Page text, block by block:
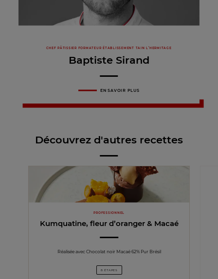
CHEF PÂTISSIER FORMATEUR ÉTABLISSEMENT TAIN L’HERMITAGE
Baptiste Sirand
EN SAVOIR PLUS
Découvrez d'autres recettes
PROFESSIONNEL
Kumquatine, fleur d’oranger & Macaé
Réalisée avec Chocolat noir Macaé 62% Pur Brésil
8 ÉTAPES